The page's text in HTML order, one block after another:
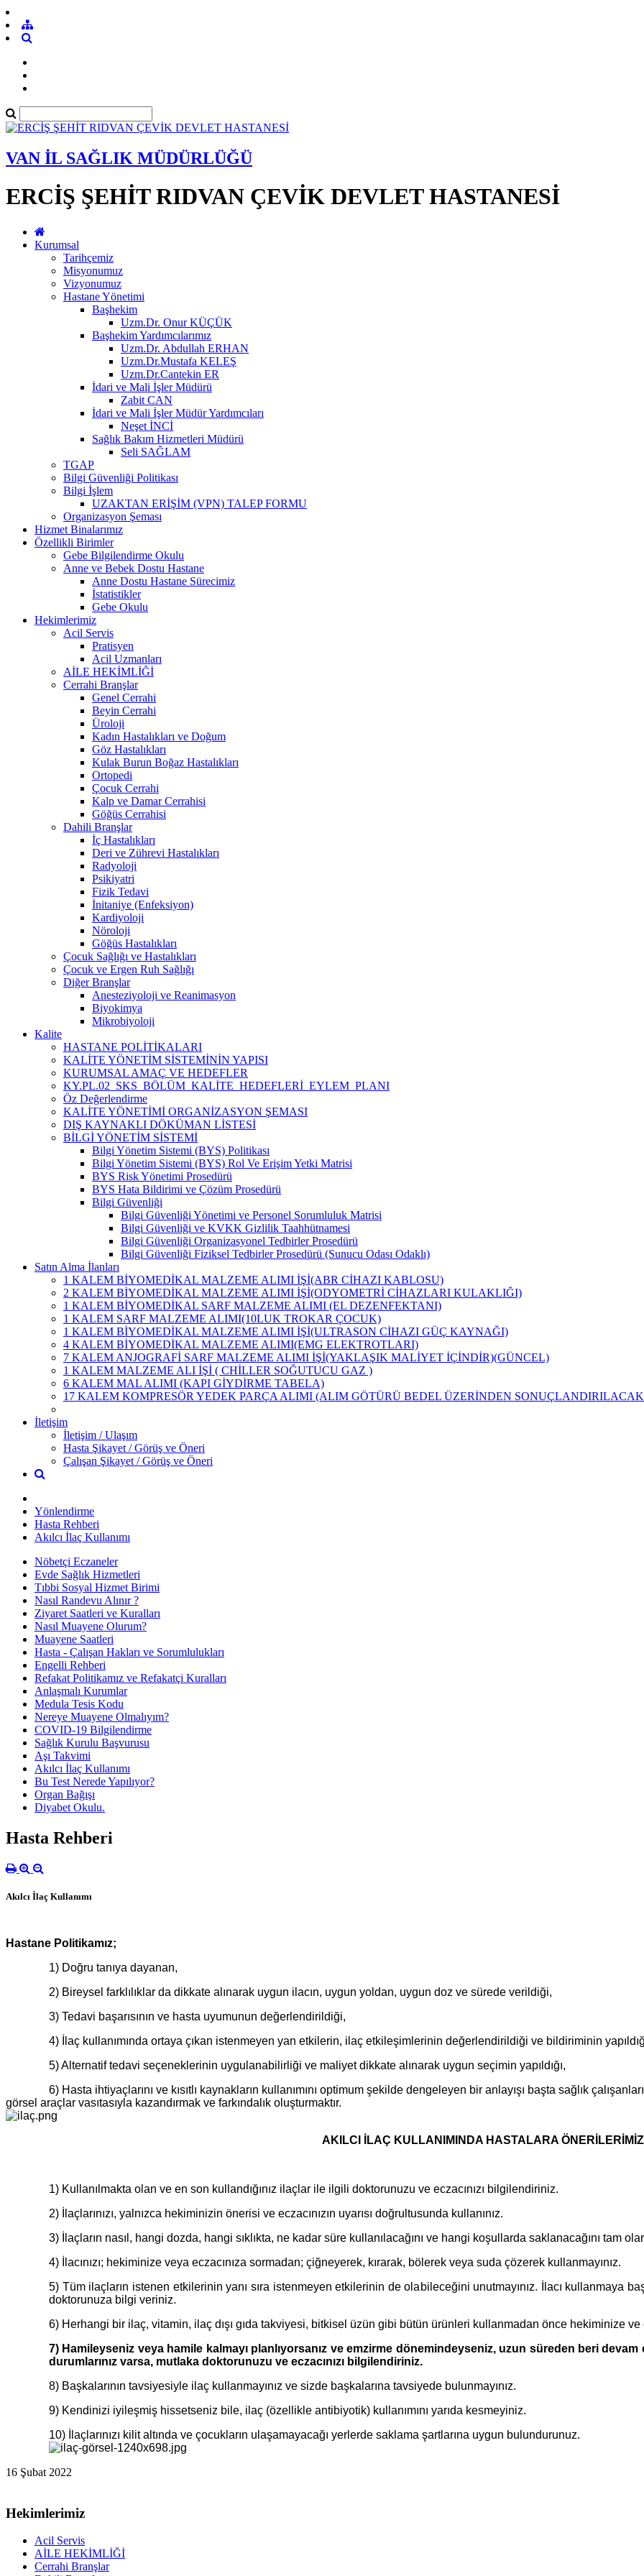
VAN İL SAĞLIK MÜDÜRLÜĞÜ
ERCİŞ ŞEHİT RIDVAN ÇEVİK DEVLET HASTANESİ
Kurumsal
Tarihçemiz
Misyonumuz
Vizyonumuz
Hastane Yönetimi
Başhekim
Uzm.Dr. Onur KÜÇÜK
Başhekim Yardımcılarımız
Uzm.Dr. Abdullah ERHAN
Uzm.Dr.Mustafa KELEŞ
Uzm.Dr.Cantekin ER
İdari ve Mali İşler Müdürü
Zabit CAN
İdari ve Mali İşler Müdür Yardımcıları
Neşet İNCİ
Sağlık Bakım Hizmetleri Müdürü
Seli SAĞLAM
TGAP
Bilgi Güvenliği Politikası
Bilgi İşlem
UZAKTAN ERİŞİM (VPN) TALEP FORMU
Organizasyon Şeması
Hizmet Binalarımız
Özellikli Birimler
Gebe Bilgilendirme Okulu
Anne ve Bebek Dostu Hastane
Anne Dostu Hastane Sürecimiz
İstatistikler
Gebe Okulu
Hekimlerimiz
Acil Servis
Pratisyen
Acil Uzmanları
AİLE HEKİMLİĞİ
Cerrahi Branşlar
Genel Cerrahi
Beyin Cerrahi
Üroloji
Kadın Hastalıkları ve Doğum
Göz Hastalıkları
Kulak Burun Boğaz Hastalıkları
Ortopedi
Çocuk Cerrahi
Kalp ve Damar Cerrahisi
Göğüs Cerrahisi
Dahili Branşlar
İç Hastalıkları
Deri ve Zührevi Hastalıkları
Radyoloji
Psikiyatri
Fizik Tedavi
İnitaniye (Enfeksiyon)
Kardiyoloji
Nöroloji
Göğüs Hastalıkları
Çocuk Sağlığı ve Hastalıkları
Çocuk ve Ergen Ruh Sağlığı
Diğer Branşlar
Anesteziyoloji ve Reanimasyon
Biyokimya
Mikrobiyoloji
Kalite
HASTANE POLİTİKALARI
KALİTE YÖNETİM SİSTEMİNİN YAPISI
KURUMSAL AMAÇ VE HEDEFLER
KY.PL.02_SKS_BÖLÜM_KALİTE_HEDEFLERİ_EYLEM_PLANI
Öz Değerlendirme
KALİTE YÖNETİMİ ORGANİZASYON ŞEMASI
DIŞ KAYNAKLI DÖKÜMAN LİSTESİ
BİLGİ YÖNETİM SİSTEMİ
Bilgi Yönetim Sistemi (BYS) Politikası
Bilgi Yönetim Sistemi (BYS) Rol Ve Erişim Yetki Matrisi
BYS Risk Yönetimi Prosedürü
BYS Hata Bildirimi ve Çözüm Prosedürü
Bilgi Güvenliği
Bilgi Güvenliği Yönetimi ve Personel Sorumluluk Matrisi
Bilgi Güvenliği ve KVKK Gizlilik Taahhütnamesi
Bilgi Güvenliği Organizasyonel Tedbirler Prosedürü
Bilgi Güvenliği Fiziksel Tedbirler Prosedürü (Sunucu Odası Odaklı)
Satın Alma İlanları
1 KALEM BİYOMEDİKAL MALZEME ALIMI İŞİ(ABR CİHAZI KABLOSU)
2 KALEM BİYOMEDİKAL MALZEME ALIMI İŞİ(ODYOMETRİ CİHAZLARI KULAKLIĞI)
1 KALEM BİYOMEDİKAL SARF MALZEME ALIMI (EL DEZENFEKTANI)
1 KALEM SARF MALZEME ALIMI(10LUK TROKAR ÇOCUK)
1 KALEM BİYOMEDİKAL MALZEME ALIMI İŞİ(ULTRASON CİHAZI GÜÇ KAYNAĞI)
4 KALEM BİYOMEDİKAL MALZEME ALIMI(EMG ELEKTROTLARI)
7 KALEM ANJOGRAFİ SARF MALZEME ALIMI İŞİ(YAKLAŞIK MALİYET İÇİNDİR)(GÜNCEL)
1 KALEM MALZEME ALI İŞİ ( CHİLLER SOĞUTUCU GAZ )
6 KALEM MAL ALIMI (KAPI GİYDİRME TABELA)
17 KALEM KOMPRESÖR YEDEK PARÇA ALIMI (ALIM GÖTÜRÜ BEDEL ÜZERİNDEN
İletişim
İletişim / Ulaşım
Hasta Şikayet / Görüş ve Öneri
Çalışan Şikayet / Görüş ve Öneri
Yönlendirme
Hasta Rehberi
Akılcı İlaç Kullanımı
Nöbetçi Eczaneler
Evde Sağlık Hizmetleri
Tıbbi Sosyal Hizmet Birimi
Nasıl Randevu Alınır ?
Ziyaret Saatleri ve Kuralları
Nasıl Muayene Olurum?
Muayene Saatleri
Hasta - Çalışan Hakları ve Sorumlulukları
Engelli Rehberi
Refakat Politikamız ve Refakatçi Kuralları
Anlaşmalı Kurumlar
Medula Tesis Kodu
Nereye Muayene Olmalıyım?
COVID-19 Bilgilendirme
Sağlık Kurulu Başvurusu
Aşı Takvimi
Akılcı İlaç Kullanımı
Bu Test Nerede Yapılıyor?
Organ Bağışı
Diyabet Okulu.
Hasta Rehberi
Akılcı İlaç Kullanımı
Hastane Politikamız;
1) Doğru tanıya dayanan,
2) Bireysel farklılıklar da dikkate alınarak uygun ilacın, uygun yoldan, uygun doz ve sürede verildiği,
3) Tedavi başarısının ve hasta uyumunun değerlendirildiği,
4) İlaç kullanımında ortaya çıkan istenmeyen yan etkilerin, ilaç etkileşimlerinin değerlendirildiği ve bildiriminin
5) Alternatif tedavi seçeneklerinin uygulanabilirliği ve maliyet dikkate alınarak uygun seçimin yapıldığı,
6) Hasta ihtiyaçlarını ve kısıtlı kaynakların kullanımını optimum şekilde dengeleyen bir anlayışı başta sağlık
görsel araçlar vasıtasıyla kazandırmak ve farkındalık oluşturmaktır.
AKILCI İLAÇ KULLANIMINDA HASTALARA ÖNERİLERİMİZ
1) Kullanılmakta olan ve en son kullandığınız ilaçlar ile ilgili doktorunuzu ve eczacınızı bilgilendiriniz.
2) İlaçlarınızı, yalnızca hekiminizin önerisi ve eczacınızın uyarısı doğrultusunda kullanınız.
3) İlaçların nasıl, hangi dozda, hangi sıklıkta, ne kadar süre kullanılacağını ve hangi koşullarda saklanacağını tam
4) İlacınızı; hekiminize veya eczacınıza sormadan; çiğneyerek, kırarak, bölerek veya suda çözerek kullanmayınız.
5) Tüm ilaçların istenen etkilerinin yanı sıra istenmeyen etkilerinin de olabileceğini unutmayınız. İlacı kullanmaya
doktorunuza bilgi veriniz.
6) Herhangi bir ilaç, vitamin, ilaç dışı gıda takviyesi, bitkisel üzün gibi bütün ürünleri kullanmadan önce hekiminize ve
7) Hamileyseniz veya hamile kalmayı planlıyorsanız ve emzirme dönemindeyseniz, uzun süreden beri
durumlarınız varsa, mutlaka doktorunuzu ve eczacınızı bilgilendiriniz.
8) Başkalarının tavsiyesiyle ilaç kullanmayınız ve sizde başkalarına tavsiyede bulunmayınız.
9) Kendinizi iyileşmiş hissetseniz bile, ilaç (özellikle antibiyotik) kullanımını yarıda kesmeyiniz.
10) İlaçlarınızı kilit altında ve çocukların ulaşamayacağı yerlerde saklama şartlarına uygun bulundurunuz.
16 Şubat 2022
Hekimlerimiz
Acil Servis
AİLE HEKİMLİĞİ
Cerrahi Branşlar